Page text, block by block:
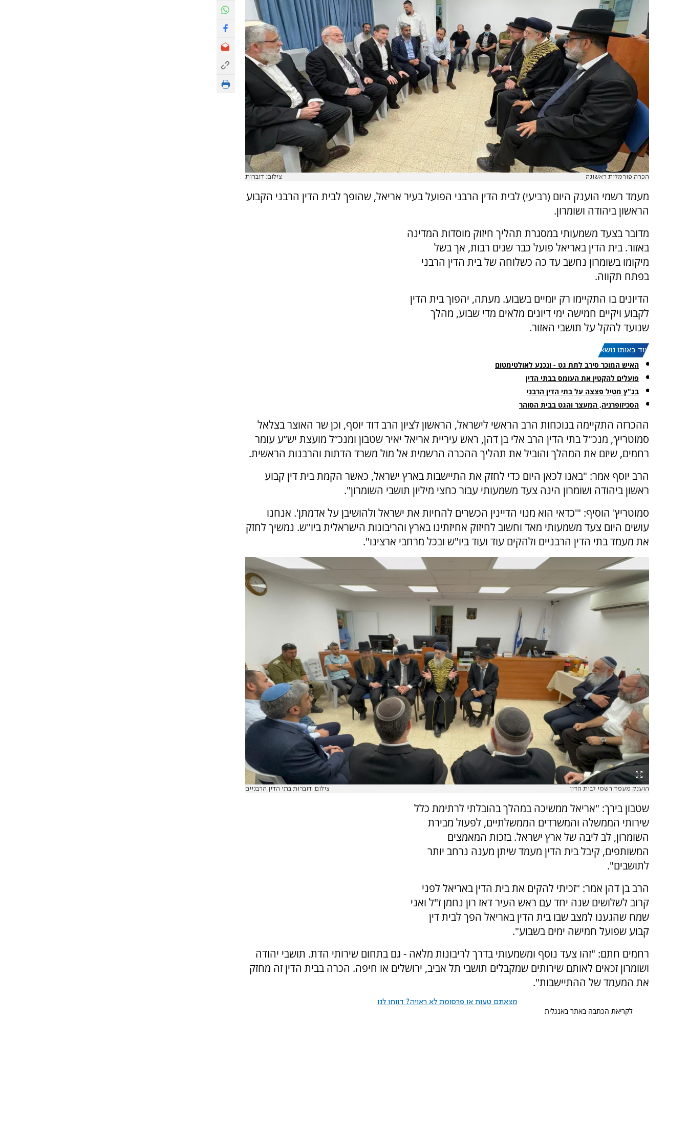
הכרה פורמלית ראשונה צילום: דוברות
מעמד רשמי הוענק היום (רביעי) לבית הדין הרבני הפועל בעיר אריאל, שהופך לבית הדין הרבני הקבוע
הראשון ביהודה ושומרון.
מדובר בצעד משמעותי במסגרת תהליך חיזוק מוסדות המדינה
באזור. בית הדין באריאל פועל כבר שנים רבות, אך בשל
מיקומו בשומרון נחשב עד כה כשלוחה של בית הדין הרבני
בפתח תקווה.
הדיונים בו התקיימו רק יומיים בשבוע. מעתה, יהפוך בית הדין
לקבוע ויקיים חמישה ימי דיונים מלאים מדי שבוע, מהלך
שנועד להקל על תושבי האזור.
עוד באותו נושא:
האיש המוכר סירב לתת גט - ונכנע לאולטימטום
פועלים להקטין את העומס בבתי הדין
בג"ץ מטיל פצצה על בתי הדין הרבני
הסכיזופרניה, המעצר והגט בבית הסוהר
ההכרזה התקיימה בנוכחות הרב הראשי לישראל, הראשון לציון הרב דוד יוסף, וכן שר האוצר בצלאל
סמוטריץ’, מנכ"ל בתי הדין הרב אלי בן דהן, ראש עיריית אריאל יאיר שטבון ומנכ”ל מועצת יש”ע עומר
רחמים, שיזם את המהלך והוביל את תהליך ההכרה הרשמית אל מול משרד הדתות והרבנות הראשית.
הרב יוסף אמר: "באנו לכאן היום כדי לחזק את התיישבות בארץ ישראל, כאשר הקמת בית דין קבוע
ראשון ביהודה ושומרון הינה צעד משמעותי עבור כחצי מיליון תושבי השומרון".
סמוטריץ' הוסיף: "'כדאי הוא מנוי הדיינין הכשרים להחיות את ישראל ולהושיבן על אדמתן'. אנחנו
עושים היום צעד משמעותי מאד וחשוב לחיזוק אחיזתינו בארץ והריבונות הישראלית ביו"ש. נמשיך לחזק
את מעמד בתי הדין הרבניים ולהקים עוד ועוד ביו"ש ובכל מרחבי ארצינו".
הוענק מעמד רשמי לבית הדין צילום: דוברות בתי הדין הרבניים
שטבון בירך: "אריאל ממשיכה במהלך בהובלתי לרתימת כלל
שירותי הממשלה והמשרדים הממשלתיים, לפעול מבירת
השומרון, לב ליבה של ארץ ישראל. בזכות המאמצים
המשותפים, קיבל בית הדין מעמד שיתן מענה נרחב יותר
לתושבים".
הרב בן דהן אמר: "זכיתי להקים את בית הדין באריאל לפני
קרוב לשלושים שנה יחד עם ראש העיר דאז רון נחמן ז"ל ואני
שמח שהגענו למצב שבו בית הדין באריאל הפך לבית דין
קבוע שפועל חמישה ימים בשבוע".
רחמים חתם: "זהו צעד נוסף ומשמעותי בדרך לריבונות מלאה - גם בתחום שירותי הדת. תושבי יהודה
ושומרון זכאים לאותם שירותים שמקבלים תושבי תל אביב, ירושלים או חיפה. הכרה בבית הדין זה מחזק
את המעמד של ההתיישבות".
מצאתם טעות או פרסומת לא ראויה? דווחו לנו
לקריאת הכתבה באתר באנגלית